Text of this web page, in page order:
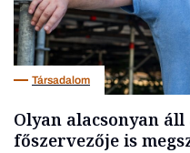
Társadalom
Olyan alacsonyan áll
főszervezője is